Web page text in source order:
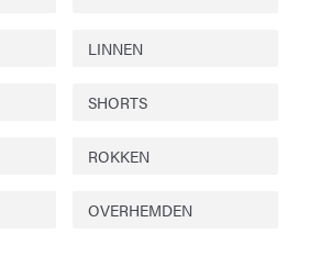
LINNEN
SHORTS
ROKKEN
OVERHEMDEN